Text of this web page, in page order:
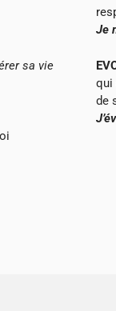
sa vie
Je
qui
de